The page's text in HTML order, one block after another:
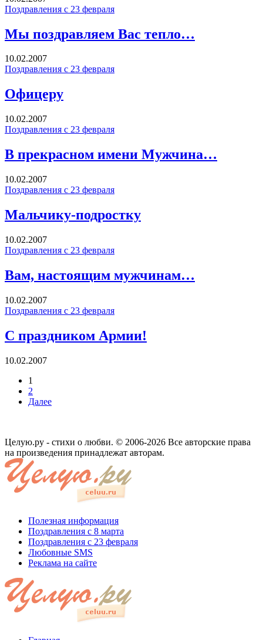
Поздравления с 23 февраля
Мы поздравляем Вас тепло…
10.02.2007
Поздравления с 23 февраля
Офицеру
10.02.2007
Поздравления с 23 февраля
В прекрасном имени Мужчина…
10.02.2007
Поздравления с 23 февраля
Мальчику-подростку
10.02.2007
Поздравления с 23 февраля
Вам, настоящим мужчинам…
10.02.2007
Поздравления с 23 февраля
С праздником Армии!
10.02.2007
1
2
Далее
Целую.ру - стихи о любви. © 2006-2026 Все авторские права
на произведения принадлежат авторам.
Полезная информация
Поздравления с 8 марта
Поздравления с 23 февраля
Любовные SMS
Реклама на сайте